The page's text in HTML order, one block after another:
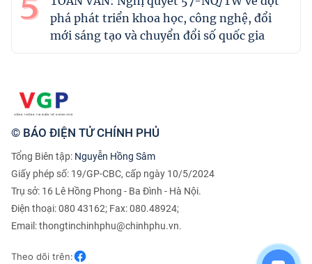
phá phát triển khoa học, công nghệ, đổi
mới sáng tạo và chuyển đổi số quốc gia
© BÁO ĐIỆN TỬ CHÍNH PHỦ
Tổng Biên tập: Nguyễn Hồng Sâm
Giấy phép số: 19/GP-CBC, cấp ngày 10/5/2024
Trụ sở: 16 Lê Hồng Phong - Ba Đình - Hà Nội.
Điện thoại: 080 43162; Fax: 080.48924;
Email: thongtinchinhphu@chinhphu.vn.
Theo dõi trên: